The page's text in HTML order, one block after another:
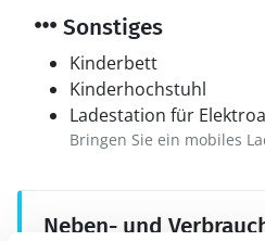
Sonstiges
Kinderbett
Kinderhochstuhl
Ladestation für
Bringen Sie ein mobiles
Neben- und